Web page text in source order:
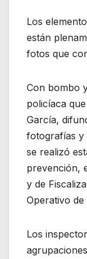
Los
están
fotos que
Con bombo
policíaca
García,
fotografías y
se realizó
prevención,
y de
Operativo de
Los